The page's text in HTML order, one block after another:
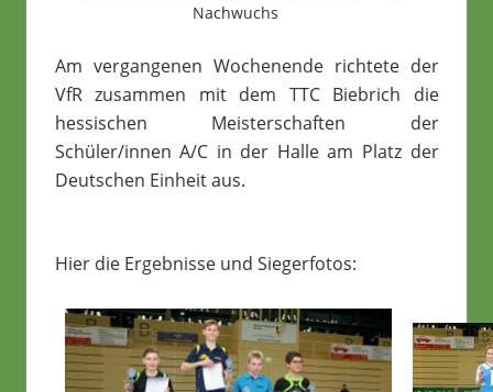
Nachwuchs
Am vergangenen Wochenende richtete der
VfR zusammen mit dem TTC Biebrich die
hessischen Meisterschaften der
Schüler/innen A/C in der Halle am Platz der
Deutschen Einheit aus.
Hier die Ergebnisse und Siegerfotos: